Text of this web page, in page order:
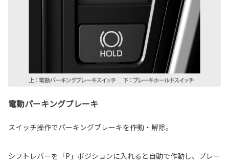
電動パーキングブレーキ
スイッチ操作でパーキングブレーキを作動・解除。
シフトレバーを「P」ポジションに入れると自動で作動し、ブレー